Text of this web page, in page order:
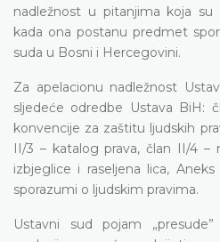
nadležnost u pitanjima koja su
kada ona postanu predmet
suda u Bosni i Hercegovini.
Za apelacionu nadležnost
sljedeće odredbe Ustava BiH:
konvencije za zaštitu ljudskih
II/3 – katalog prava, član II/4 –
izbjeglice i raseljena lica,
sporazumi o ljudskim pravima.
Ustavni sud pojam